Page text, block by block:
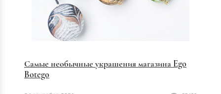
Самые необычные украшения магазина Ego
Botego